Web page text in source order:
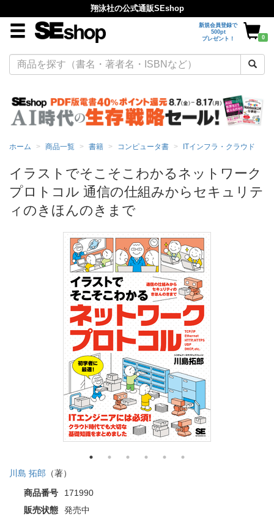
翔泳社の公式通販SEshop
新規会員登録で
500pt
プレゼント！
0
ホーム 商品一覧 書籍 コンピュータ書 ITインフラ・クラウド
イラストでそこそこわかるネットワーク
プロトコル 通信の仕組みからセキュリテ
ィのきほんのきまで
川島 拓郎 （著）
商品番号
171990
販売状態
発売中